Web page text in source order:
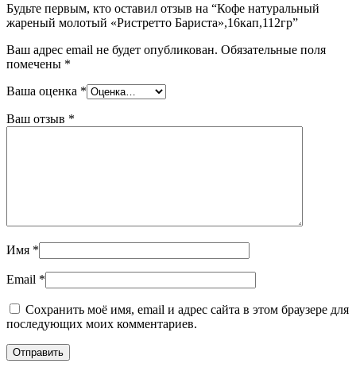
Будьте первым, кто оставил отзыв на “Кофе натуральный
жареный молотый «Ристретто Бариста»,16кап,112гр”
Ваш адрес email не будет опубликован. Обязательные поля
помечены *
Ваша оценка *
Ваш отзыв *
Имя *
Email *
Сохранить моё имя, email и адрес сайта в этом браузере для
последующих моих комментариев.